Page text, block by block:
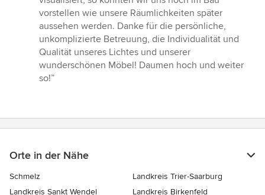
vorstellen wie unsere Räumlichkeiten später
aussehen werden. Danke für die persönliche,
unkomplizierte Betreuung, die Individualität und
Qualität unseres Lichtes und unserer
wunderschönen Möbel! Daumen hoch und weiter
so!”
Orte in der Nähe
Schmelz
Landkreis Trier-Saarburg
Landkreis Sankt Wendel
Landkreis Birkenfeld